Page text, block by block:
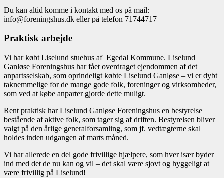
Du kan altid komme i kontakt med os på mail:
info@foreningshus.dk eller på telefon 71744717
Praktisk arbejde
Vi har købt Liselund stuehus af Egedal Kommune. Liselund
Ganløse Foreningshus har fået overdraget ejendommen af det
anpartsselskab, som oprindeligt købte Liselund Ganløse – vi er dybt
taknemmelige for de mange gode folk, foreninger og virksomheder,
som ved at købe anparter gjorde dette muligt.
Rent praktisk har Liselund Ganløse Foreningshus en bestyrelse
bestående af aktive folk, som tager sig af driften. Bestyrelsen bliver
valgt på den årlige generalforsamling, som jf. vedtægterne skal
holdes inden udgangen af marts måned.
Vi har allerede en del gode frivillige hjælpere, som hver især byder
ind med det de nu kan og vil – det skal være sjovt og hyggeligt at
være frivillig på Liselund!